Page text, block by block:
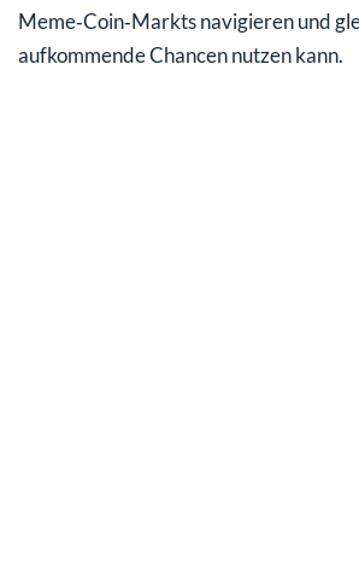
Meme‑Coin‑Markts navigieren und
aufkommende Chancen nutzen kann.